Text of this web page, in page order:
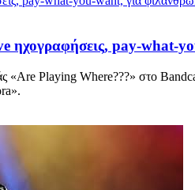
pay-what-
«Are Playing Where???» στο